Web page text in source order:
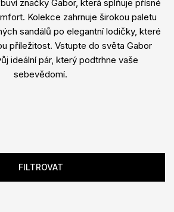
značky Gabor, která splňuje přísné
Kolekce zahrnuje širokou paletu
sandálů po elegantní lodičky, které
příležitost. Vstupte do světa Gabor
ideální pár, který podtrhne vaše
sebevědomí.
FILTROVAT